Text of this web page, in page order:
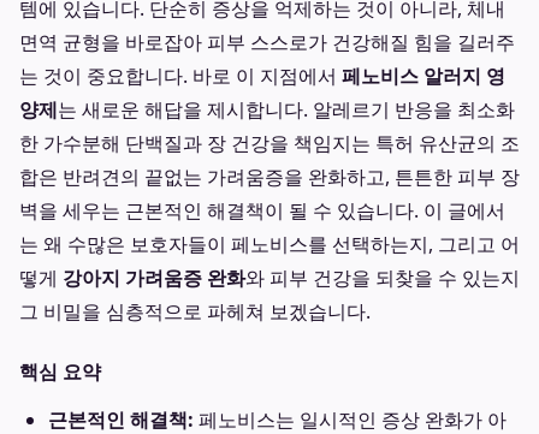
템에 있습니다. 단순히 증상을 억제하는 것이 아니라, 체내
면역 균형을 바로잡아 피부 스스로가 건강해질 힘을 길러주
는 것이 중요합니다. 바로 이 지점에서 페노비스 알러지 영
양제는 새로운 해답을 제시합니다. 알레르기 반응을 최소화
한 가수분해 단백질과 장 건강을 책임지는 특허 유산균의 조
합은 반려견의 끝없는 가려움증을 완화하고, 튼튼한 피부 장
벽을 세우는 근본적인 해결책이 될 수 있습니다. 이 글에서
는 왜 수많은 보호자들이 페노비스를 선택하는지, 그리고 어
떻게 강아지 가려움증 완화와 피부 건강을 되찾을 수 있는지
그 비밀을 심층적으로 파헤쳐 보겠습니다.
핵심 요약
근본적인 해결책: 페노비스는 일시적인 증상 완화가 아